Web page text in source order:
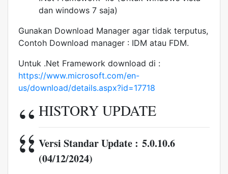
dan windows 7 saja)
Gunakan Download Manager agar tidak terputus,
Contoh Download manager : IDM atau FDM.
Untuk .Net Framework download di :
https://www.microsoft.com/en-
us/download/details.aspx?id=17718
HISTORY UPDATE
Versi Standar Update : 5.0.10.6
(04/12/2024)